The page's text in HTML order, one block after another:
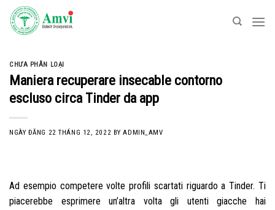
Skip
content
CHƯA PHÂN LOẠI
Maniera recuperare insecable contorno
escluso circa Tinder da app
NGÀY ĐĂNG 22 THÁNG 12, 2022 BYADMIN_AMV
Ad esempio competere volte profili scartati riguardo a Tinder. Ti
piacerebbe esprimere un’altra volta gli utenti giacche hai